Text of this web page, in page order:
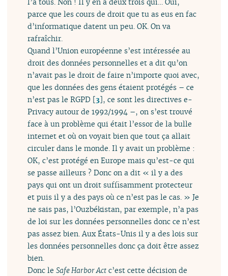
parce que les cours de droit que tu as eus en fac
d’informatique datent un peu. OK. On va
rafraîchir.
Quand l’Union européenne s’est intéressée au
droit des données personnelles et a dit qu’on
n’avait pas le droit de faire n’importe quoi avec,
que les données des gens étaient protégés – ce
n’est pas le RGPD [3], ce sont les directives e-
Privacy autour de 1992/1994 –, on s’est trouvé
face à un problème qui était l’essor de la bulle
internet et où on voyait bien que tout ça allait
circuler dans le monde. Il y avait un problème :
OK, c’est protégé en Europe mais qu’est-ce qui
se passe ailleurs ? Donc on a dit « il y a des
pays qui ont un droit suffisamment protecteur
et puis il y a des pays où ce n’est pas le cas. » Je
ne sais pas, l’Ouzbékistan, par exemple, n’a pas
de loi sur les données personnelles donc ce n’est
pas assez bien. Aux États-Unis il y a des lois sur
les données personnelles donc ça doit être assez
bien.
Donc leSafe Harbor Act c’est cette décision de